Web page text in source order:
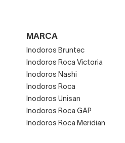
MARCA
Inodoros Bruntec
Inodoros Roca Victoria
Inodoros Nashi
Inodoros Roca
Inodoros Unisan
Inodoros Roca GAP
Inodoros Roca Meridian